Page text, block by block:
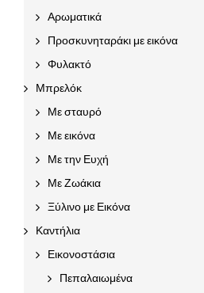
Αρωματικά
Προσκυνηταράκι με εικόνα
Φυλακτό
Μπρελόκ
Με σταυρό
Με εικόνα
Με την Ευχή
Με Ζωάκια
Ξύλινο με Εικόνα
Καντήλια
Εικονοστάσια
Πεπαλαιωμένα